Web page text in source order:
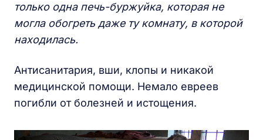
только одна печь-буржуйка, которая не
могла обогреть даже ту комнату, в которой
находилась.
Антисанитария, вши, клопы и никакой
медицинской помощи. Немало евреев
погибли от болезней и истощения.